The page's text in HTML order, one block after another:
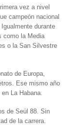
vez a nivel
campeón nacional
durante
como la Media
o la San Silvestre
de Europa,
Ese mismo año
La Habana.
de Seúl 88. Sin
de la carrera.